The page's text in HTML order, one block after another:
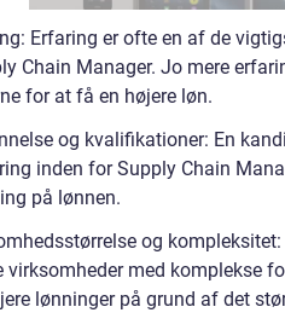
Erfaring er ofte en af de
Chain Manager. Jo mere
for at få en højere løn.
og kvalifikationer: En
inden for Supply Chain
på lønnen.
og
virksomheder med komplekse
lønninger på grund af det